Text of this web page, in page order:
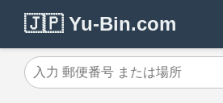
🇯🇵 Yu-Bin.com
入力 郵便番号 または場所